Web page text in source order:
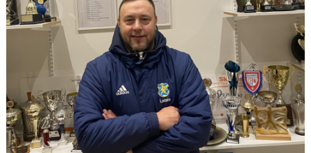
VITA HJÄRTAT I SAMHÄLLET
KLÄDPROFIL/YSTADS IF FOTBOLL
KIOSKVERKSAMHET PÅ SANDSKOGENS IP
ATT VARA VITAMIN I YIFFF
SAMARBETE NIU-GYMNASIUM FOTBOL YSTAD